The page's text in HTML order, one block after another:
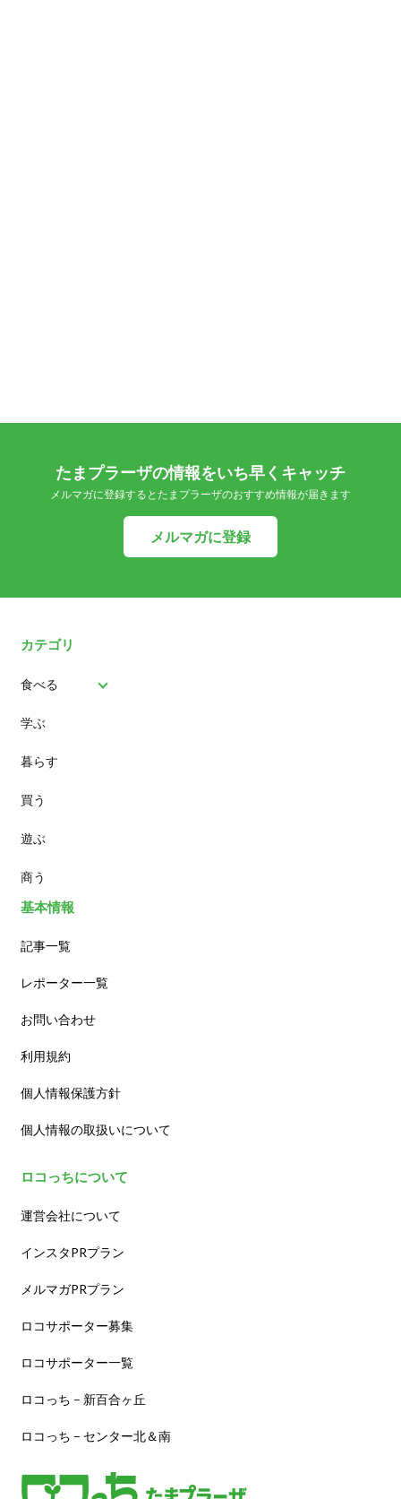
たまプラーザの情報をいち早くキャッチ
メルマガに登録するとたまプラーザのおすすめ情報が届きます
メルマガに登録
カテゴリ
食べる
パン
スイーツ
ランチ
カフェ
学ぶ
暮らす
買う
遊ぶ
商う
基本情報
記事一覧
レポーター一覧
お問い合わせ
利用規約
個人情報保護方針
個人情報の取扱いについて
ロコっちについて
運営会社について
インスタPRプラン
メルマガPRプラン
ロコサポーター募集
ロコサポーター一覧
ロコっち – 新百合ヶ丘
ロコっち – センター北＆南